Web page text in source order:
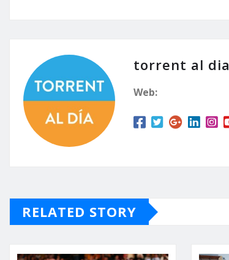
torrent al dia
Web:
RELATED STORY